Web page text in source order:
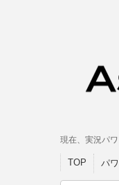
現在、実況パ
TOP パ